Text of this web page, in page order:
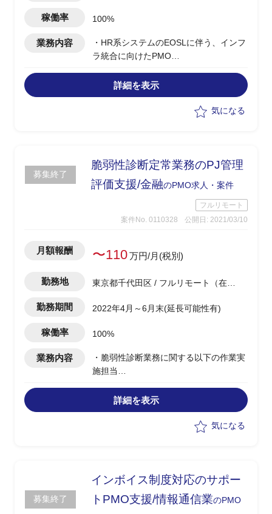
稼働率 100%
業務内容
・HR系システムのEOSLに伴う、インフ
ラ統合に向けたPMO
・ベンダーコントロール
・進捗管理、課題管理
詳細を表示
気になる
募集終了
脆弱性診断定常業務のPJ管理
評価支援/金融のPMO求人・案件
フルリモート
案件No. 0110328
公開日: 2021/03/10
月額報酬 〜110万円/月(税別)
勤務地
東京都千代田区 / フルリモート（在
勤務期間 2022年4月～6月末(延長可能性有)
稼働率 100%
業務内容
・脆弱性診断業務に関する以下の作業実
施担当
資料作成)
-診断会社のパフォーマンス評価実施(事
前に決められた基準にもとづき実施)
詳細を表示
気になる
募集終了
インボイス制度対応のサポー
トPMO支援/情報通信業のPMO